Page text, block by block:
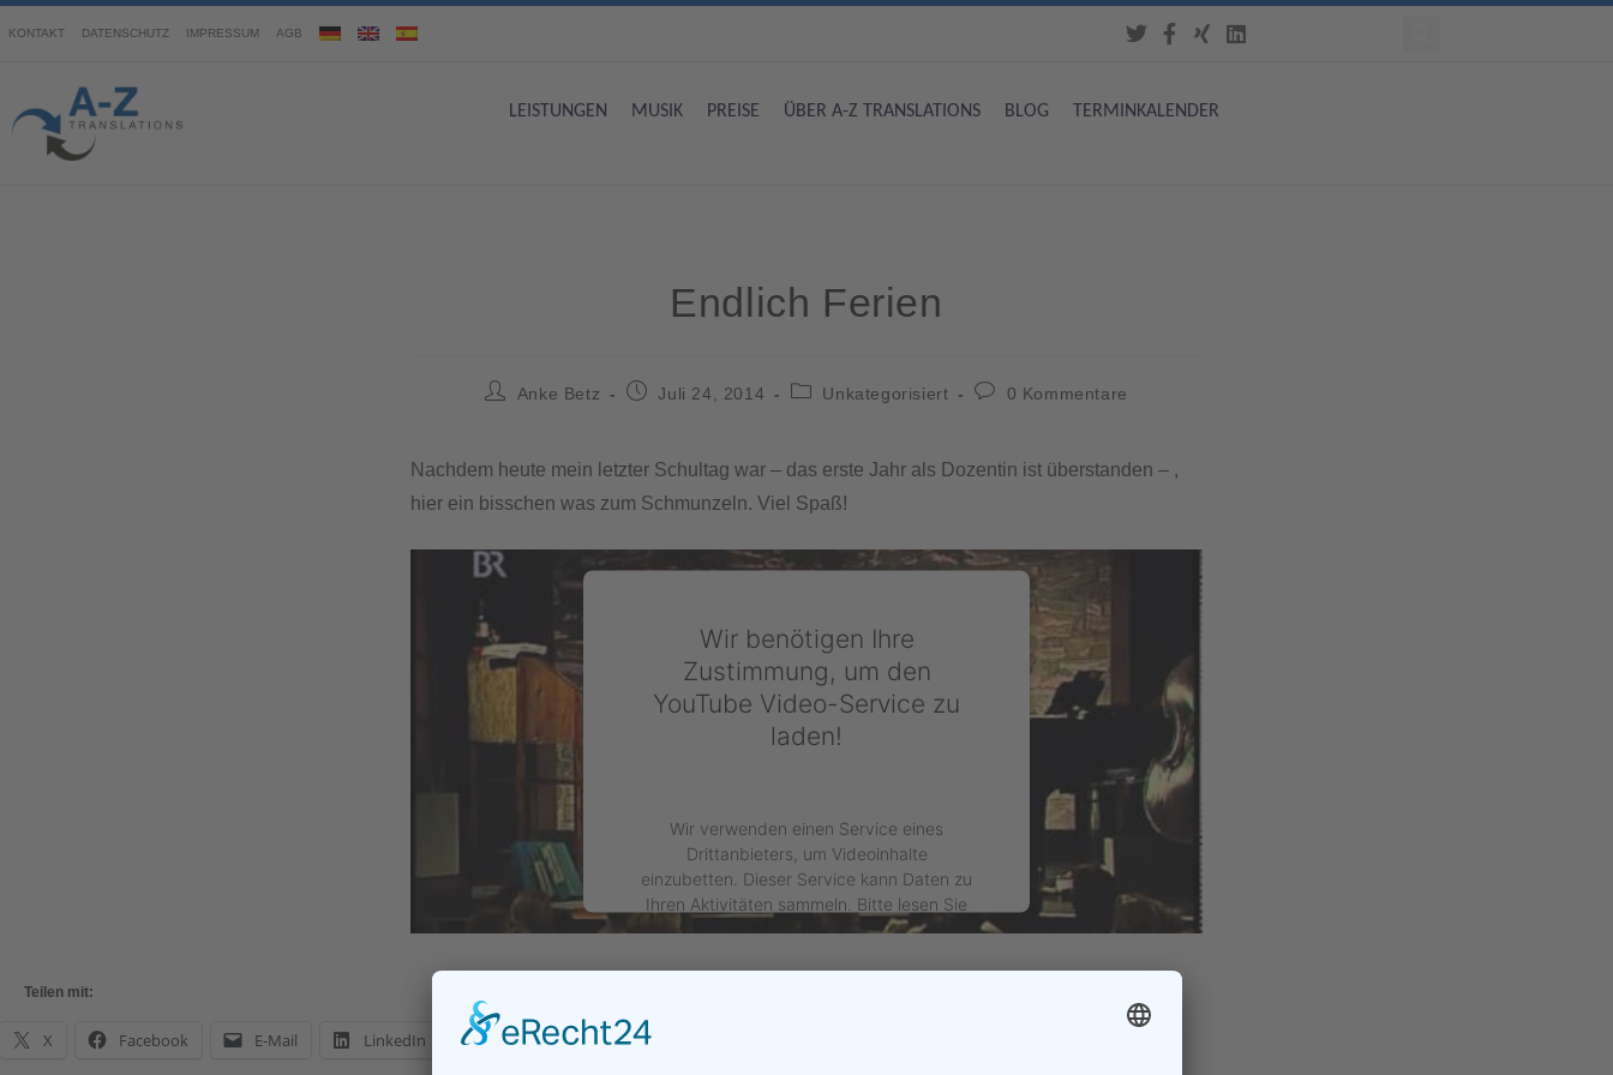
KONTAKT DATENSCHUTZ IMPRESSUM AGB
LEISTUNGEN MUSIK PREISE ÜBER A-Z TRANSLATIONS BLOG TERMINKALENDER
Endlich Ferien
Anke Betz Juli 24, 2014 Unkategorisiert 0 Kommentare
Nachdem heute mein letzter Schultag war – das erste Jahr als Dozentin ist überstanden – ,
hier ein bisschen was zum Schmunzeln. Viel Spaß!
Wir benötigen Ihre
Zustimmung, um den
YouTube Video-Service zu
laden!
Wir verwenden einen Service eines
Drittanbieters, um Videoinhalte
einzubetten. Dieser Service kann Daten zu
Ihren Aktivitäten sammeln. Bitte lesen Sie
die Details durch und stimmen Sie der
Teilen mit:
X Facebook E-Mail LinkedIn WhatsApp Mehr